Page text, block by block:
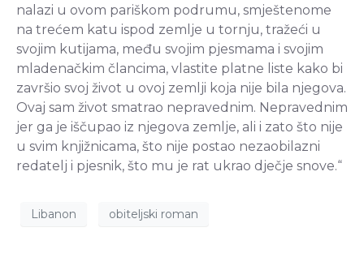
nalazi u ovom pariškom podrumu, smještenome
na trećem katu ispod zemlje u tornju, tražeći u
svojim kutijama, među svojim pjesmama i svojim
mladenačkim člancima, vlastite platne liste kako bi
završio svoj život u ovoj zemlji koja nije bila njegova.
Ovaj sam život smatrao nepravednim. Nepravednim
jer ga je iščupao iz njegova zemlje, ali i zato što nije
u svim knjižnicama, što nije postao nezaobilazni
redatelj i pjesnik, što mu je rat ukrao dječje snove.“
Libanon obiteljski roman